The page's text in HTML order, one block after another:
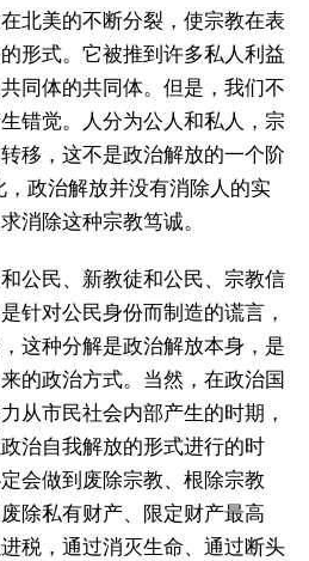
北美的不断分裂，使宗教在表
形式。它被推到许多私人利益
同体的共同体。但是，我们不
错觉。人分为公人和私人，宗
移，这不是政治解放的一个阶
政治解放并没有消除人的实
消除这种宗教笃诚。
公民、新教徒和公民、宗教信
针对公民身份而制造的谎言，
这种分解是政治解放本身，是
的政治方式。当然，在政治国
从市民社会内部产生的时期，
治自我解放的形式进行的时
会做到废除宗教、根除宗教
除私有财产、限定财产最高
税，通过消灭生命、通过断头